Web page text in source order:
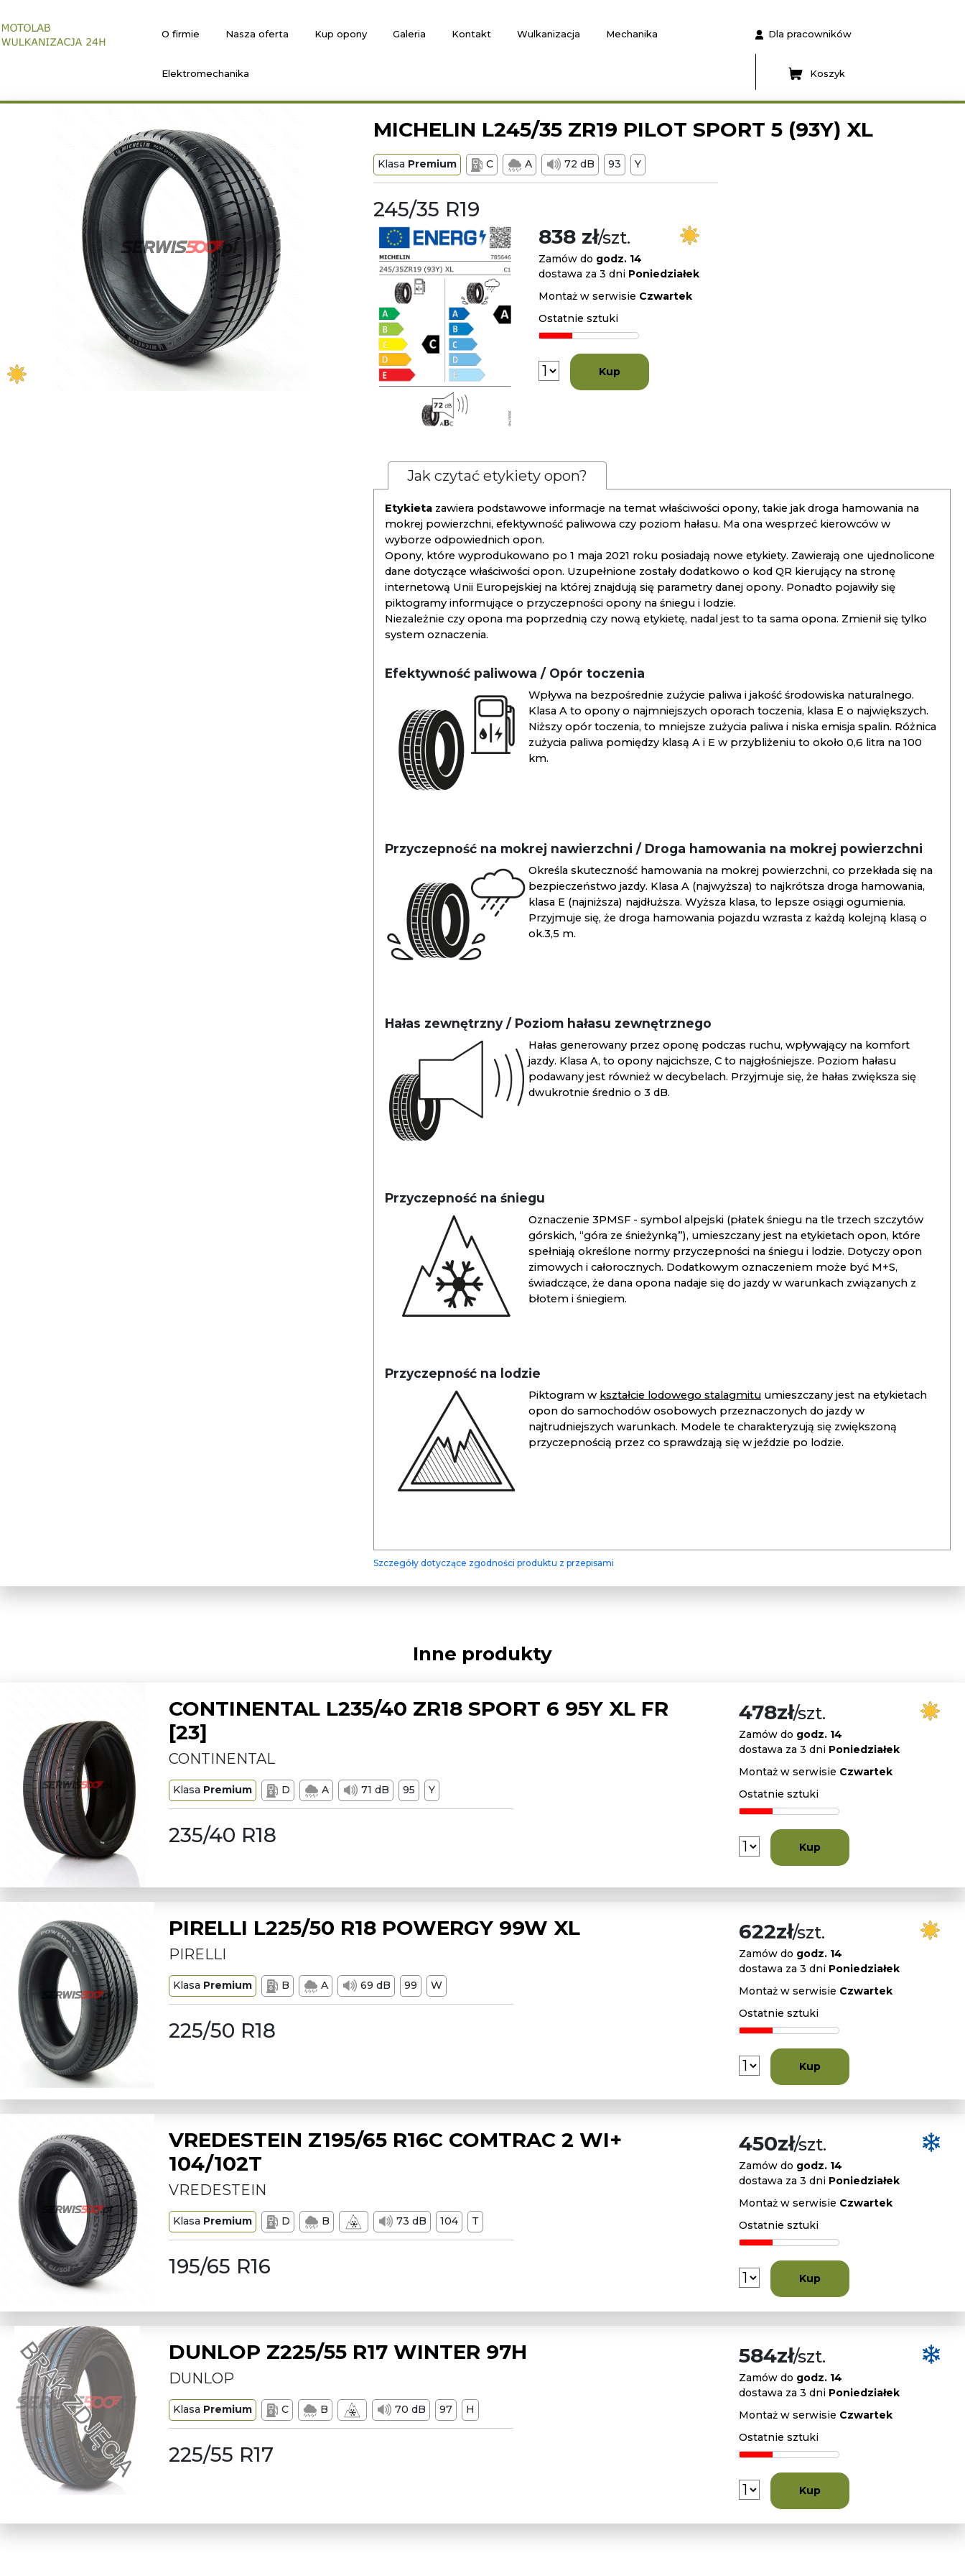
O firmie Nasza oferta Kup opony Galeria Kontakt Wulkanizacja Mechanika
Elektromechanika
Dla pracowników
Koszyk
MICHELIN L245/35 ZR19 PILOT SPORT 5 (93Y) XL
Klasa Premium C A 72 dB 93 Y
245/35 R19
838 zł/szt.
Zamów do godz. 14
dostawa za 3 dni Poniedziałek
Montaż w serwisie Czwartek
Ostatnie sztuki
Kup
Jak czytać etykiety opon?
Etykieta zawiera podstawowe informacje na temat właściwości opony, takie jak droga hamowania na
mokrej powierzchni, efektywność paliwowa czy poziom hałasu. Ma ona wesprzeć kierowców w
wyborze odpowiednich opon.
Opony, które wyprodukowano po 1 maja 2021 roku posiadają nowe etykiety. Zawierają one ujednolicone
dane dotyczące właściwości opon. Uzupełnione zostały dodatkowo o kod QR kierujący na stronę
internetową Unii Europejskiej na której znajdują się parametry danej opony. Ponadto pojawiły się
piktogramy informujące o przyczepności opony na śniegu i lodzie.
Niezależnie czy opona ma poprzednią czy nową etykietę, nadal jest to ta sama opona. Zmienił się tylko
system oznaczenia.
Efektywność paliwowa / Opór toczenia
Wpływa na bezpośrednie zużycie paliwa i jakość środowiska naturalnego.
Klasa A to opony o najmniejszych oporach toczenia, klasa E o największych.
Niższy opór toczenia, to mniejsze zużycia paliwa i niska emisja spalin. Różnica
zużycia paliwa pomiędzy klasą A i E w przybliżeniu to około 0,6 litra na 100
km.
Przyczepność na mokrej nawierzchni / Droga hamowania na mokrej powierzchni
Określa skuteczność hamowania na mokrej powierzchni, co przekłada się na
bezpieczeństwo jazdy. Klasa A (najwyższa) to najkrótsza droga hamowania,
klasa E (najniższa) najdłuższa. Wyższa klasa, to lepsze osiągi ogumienia.
Przyjmuje się, że droga hamowania pojazdu wzrasta z każdą kolejną klasą o
ok.3,5 m.
Hałas zewnętrzny / Poziom hałasu zewnętrznego
Hałas generowany przez oponę podczas ruchu, wpływający na komfort
jazdy. Klasa A, to opony najcichsze, C to najgłośniejsze. Poziom hałasu
podawany jest również w decybelach. Przyjmuje się, że hałas zwiększa się
dwukrotnie średnio o 3 dB.
Przyczepność na śniegu
Oznaczenie 3PMSF - symbol alpejski (płatek śniegu na tle trzech szczytów
górskich, “góra ze śnieżynką”), umieszczany jest na etykietach opon, które
spełniają określone normy przyczepności na śniegu i lodzie. Dotyczy opon
zimowych i całorocznych. Dodatkowym oznaczeniem może być M+S,
świadczące, że dana opona nadaje się do jazdy w warunkach związanych z
błotem i śniegiem.
Przyczepność na lodzie
Piktogram w kształcie lodowego stalagmitu umieszczany jest na etykietach
opon do samochodów osobowych przeznaczonych do jazdy w
najtrudniejszych warunkach. Modele te charakteryzują się zwiększoną
przyczepnością przez co sprawdzają się w jeździe po lodzie.
Szczegóły dotyczące zgodności produktu z przepisami
Inne produkty
CONTINENTAL L235/40 ZR18 SPORT 6 95Y XL FR
[23]
CONTINENTAL
Klasa Premium D A 71 dB 95 Y
235/40 R18
478zł/szt.
Zamów do godz. 14
dostawa za 3 dni Poniedziałek
Montaż w serwisie Czwartek
Ostatnie sztuki
Kup
PIRELLI L225/50 R18 POWERGY 99W XL
PIRELLI
Klasa Premium B A 69 dB 99 W
225/50 R18
622zł/szt.
Zamów do godz. 14
dostawa za 3 dni Poniedziałek
Montaż w serwisie Czwartek
Ostatnie sztuki
Kup
VREDESTEIN Z195/65 R16C COMTRAC 2 WI+
104/102T
VREDESTEIN
Klasa Premium D B 73 dB 104 T
195/65 R16
450zł/szt.
Zamów do godz. 14
dostawa za 3 dni Poniedziałek
Montaż w serwisie Czwartek
Ostatnie sztuki
Kup
DUNLOP Z225/55 R17 WINTER 97H
DUNLOP
Klasa Premium C B 70 dB 97 H
225/55 R17
584zł/szt.
Zamów do godz. 14
dostawa za 3 dni Poniedziałek
Montaż w serwisie Czwartek
Ostatnie sztuki
Kup